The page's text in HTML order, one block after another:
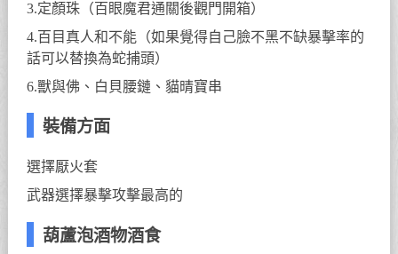
3.定顏珠（百眼魔君通關後觀門開箱）
4.百目真人和不能（如果覺得自己臉不黑不缺暴擊率的
話可以替換為蛇捕頭）
6.獸與佛、白貝腰鏈、貓晴寶串
裝備方面
選擇厭火套
武器選擇暴擊攻擊最高的
葫蘆泡酒物酒食